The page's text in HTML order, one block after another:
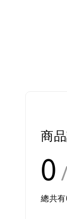
商
0
總共有